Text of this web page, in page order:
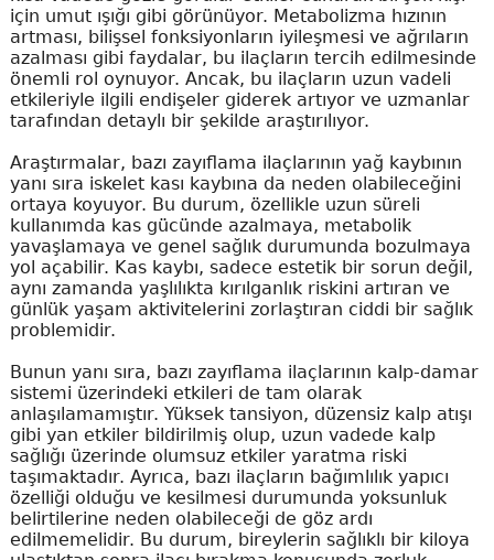
için umut ışığı gibi görünüyor. Metabolizma hızının
artması, bilişsel fonksiyonların iyileşmesi ve ağrıların
azalması gibi faydalar, bu ilaçların tercih edilmesinde
önemli rol oynuyor. Ancak, bu ilaçların uzun vadeli
etkileriyle ilgili endişeler giderek artıyor ve uzmanlar
tarafından detaylı bir şekilde araştırılıyor.
Araştırmalar, bazı zayıflama ilaçlarının yağ kaybının
yanı sıra iskelet kası kaybına da neden olabileceğini
ortaya koyuyor. Bu durum, özellikle uzun süreli
kullanımda kas gücünde azalmaya, metabolik
yavaşlamaya ve genel sağlık durumunda bozulmaya
yol açabilir. Kas kaybı, sadece estetik bir sorun değil,
aynı zamanda yaşlılıkta kırılganlık riskini artıran ve
günlük yaşam aktivitelerini zorlaştıran ciddi bir sağlık
problemidir.
Bunun yanı sıra, bazı zayıflama ilaçlarının kalp-damar
sistemi üzerindeki etkileri de tam olarak
anlaşılamamıştır. Yüksek tansiyon, düzensiz kalp atışı
gibi yan etkiler bildirilmiş olup, uzun vadede kalp
sağlığı üzerinde olumsuz etkiler yaratma riski
taşımaktadır. Ayrıca, bazı ilaçların bağımlılık yapıcı
özelliği olduğu ve kesilmesi durumunda yoksunluk
belirtilerine neden olabileceği de göz ardı
edilmemelidir. Bu durum, bireylerin sağlıklı bir kiloya